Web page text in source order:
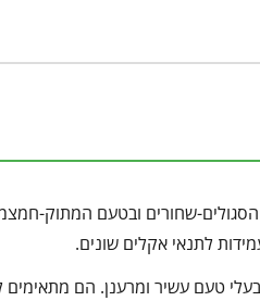
שחורים ובטעם המתוק-
לתנאי אקלים שונים.
טעם עשיר ומרענן. הם מתאימים